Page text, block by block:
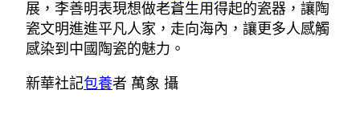
展，李善明表現想做老蒼生用得起的瓷器，讓陶
瓷文明進進平凡人家，走向海內，讓更多人感觸
感染到中國陶瓷的魅力。
新華社記包養者 萬象 攝